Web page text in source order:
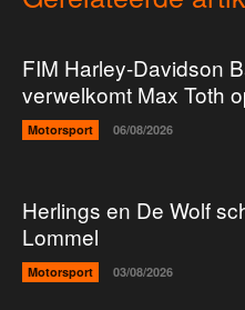
FIM Harley-Davidson
verwelkomt Max Toth
Motorsport 06/08/2026
Herlings en De Wolf
Lommel
Motorsport 03/08/2026